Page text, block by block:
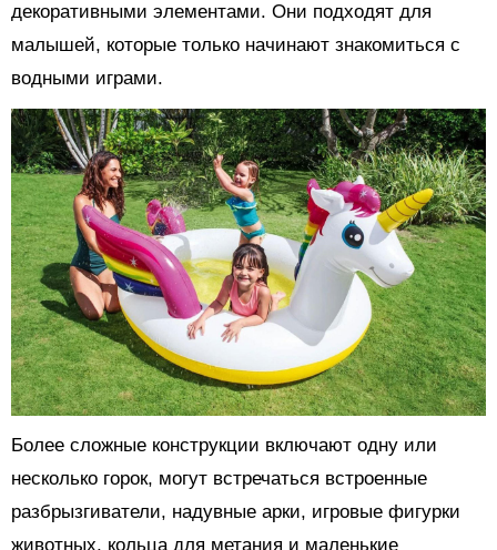
декоративными элементами. Они подходят для
малышей, которые только начинают знакомиться с
водными играми.
Более сложные конструкции включают одну или
несколько горок, могут встречаться встроенные
разбрызгиватели, надувные арки, игровые фигурки
животных, кольца для метания и маленькие